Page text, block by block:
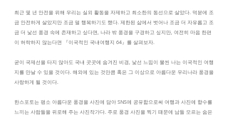
최근 몇 년 안전을 위해 우리는 실외 활동을 자제하고 최소한의 동선으로 살았다. 덕분에 조
금 안전하게 살았지만 조금 덜 행복하기도 했다. 제한된 삶에서 벗어나 조금 더 자유롭고 조
금 더 낯선 풍경 속에 존재하고 싶다면, 나라 밖 풍경을 구경하고 싶지만, 여전히 마음 한편
이 허락하지 않는다면 『이국적인 국내여행지 64』를 살펴보자.
굳이 국제선을 타지 않아도 국내 곳곳에 숨겨진 비경, 낯선 느낌이 물씬 나는 이국적인 여행
지를 만날 수 있을 것이다. 해외에 있는 것만큼 혹은 그 이상으로 아름다운 우리나라 풍경을
사랑하게 될 것이다.
한스포토는 평소 아름다운 풍경을 사진에 담아 SNS에 공유함으로써 여행과 사진에 향수를
느끼는 사람들을 위로해 주는 사진작가다. 주로 풍경 사진을 찍기 때문에 남들 모르는 숨은